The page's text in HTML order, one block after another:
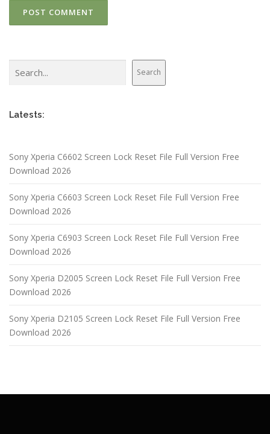
Search
Latests:
Sony Xperia C6602 Screen Lock Reset File Full Version Free
Download 2026
Sony Xperia C6603 Screen Lock Reset File Full Version Free
Download 2026
Sony Xperia C6903 Screen Lock Reset File Full Version Free
Download 2026
Sony Xperia D2005 Screen Lock Reset File Full Version Free
Download 2026
Sony Xperia D2105 Screen Lock Reset File Full Version Free
Download 2026